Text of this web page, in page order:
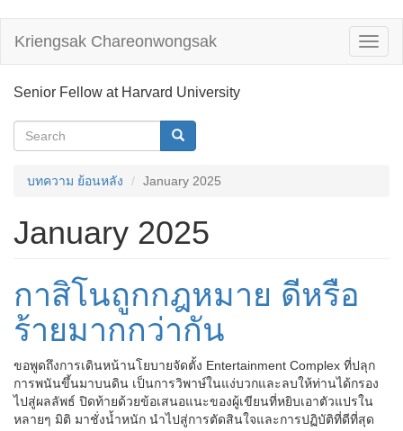
main
Kriengsak Chareonwongsak
Senior Fellow at Harvard University
Search
บทความ ย้อนหลัง
January 2025
January 2025
กาสิโนถูกกฎหมาย ดีหรือ
ร้ายมากกว่ากัน
ขอพูดถึงการเดินหน้านโยบายจัดตั้ง Entertainment Complex ที่ปลุก
การพนันขึ้นมาบนดิน เป็นการวิพาษ์ในแง่บวกและลบให้ท่านได้กรอง
ไปสู่ผลลัพธ์ ปิดท้ายด้วยข้อเสนอแนะของผู้เขียนที่หยิบเอาตัวแปรใน
หลายๆ มิติ มาชั่งน้ำหนัก นำไปสู่การตัดสินใจและการปฏิบัติที่ดีที่สุด